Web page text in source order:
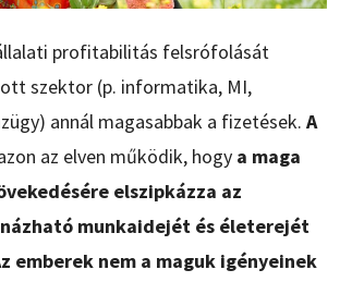
profitabilitás felsrófolását
szektor (p. informatika, MI,
annál magasabbak a fizetések. A
az elven működik, hogy a maga
elszipkázza az
munkaidejét és életerejét
emberek nem a maguk igényeinek